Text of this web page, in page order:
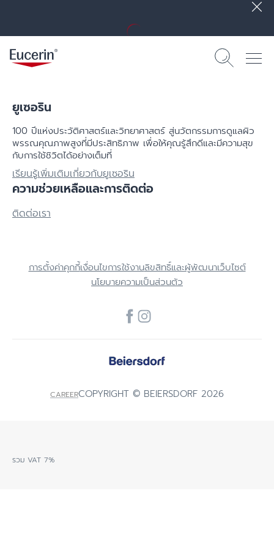
ยูเซอริน
100 ปีแห่งประวัติศาสตร์​และวิทยาศาสตร์ สู่นวัตกรรมการดูแลผิว
พรรณคุณภาพสูงที่มีประสิทธิภาพ เพื่อให้คุณรู้สึกดีและมีความสุข
กับการใช้ชิวิตได้อย่างเต็มที่
เรียนรู้เพิ่มเติมเกี่ยวกับยูเซอริน
ความช่วยเหลือและการติดต่อ
ติดต่อเรา
การตั้งค่าคุกกี้เงื่อนไขการใช้งานลิขสิทธิ์และผู้พัฒนาเว็บไซต์
นโยบายความเป็นส่วนตัว
CAREERCOPYRIGHT © BEIERSDORF 2026